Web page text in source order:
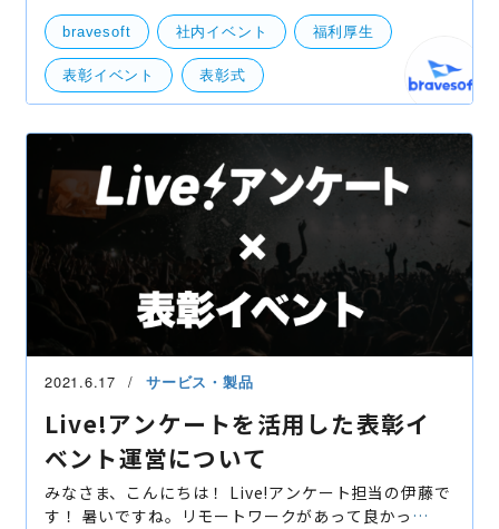
https://www.bravesoft.co.jp/blog/archives/19004
表彰式！ や
bravesoft 社内イベント 福利厚生
表彰イベント 表彰式
2021.6.17 サービス・製品
Live!アンケートを活用した表彰イ
ベント運営について
みなさま、こんにちは！ Live!アンケート担当の伊藤で
す！ 暑いですね。リモートワークがあって良かっ